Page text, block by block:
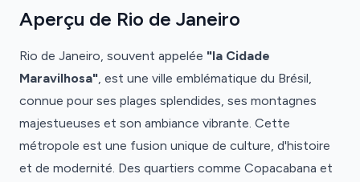
Aperçu de Rio de Janeiro
Rio de Janeiro, souvent appelée "la Cidade
Maravilhosa", est une ville emblématique du Brésil,
connue pour ses plages splendides, ses montagnes
majestueuses et son ambiance vibrante. Cette
métropole est une fusion unique de culture, d'histoire
et de modernité. Des quartiers comme Copacabana et